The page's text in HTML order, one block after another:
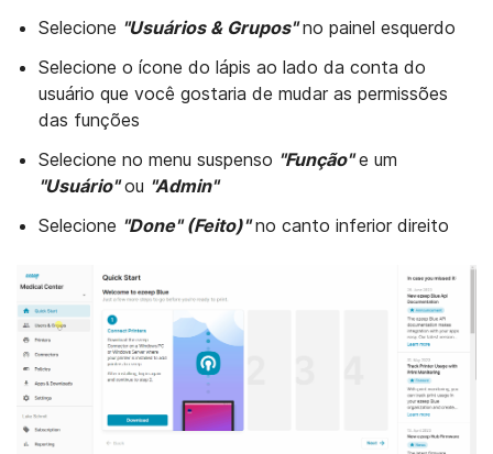
Selecione "Usuários & Grupos"no painel esquerdo
Selecione o ícone do lápis ao lado da conta do
usuário que você gostaria de mudar as permissões
das funções
Selecione no menu suspenso "Função"e um
"Usuário"ou "Admin"
Selecione "Done" (Feito)"no canto inferior direito